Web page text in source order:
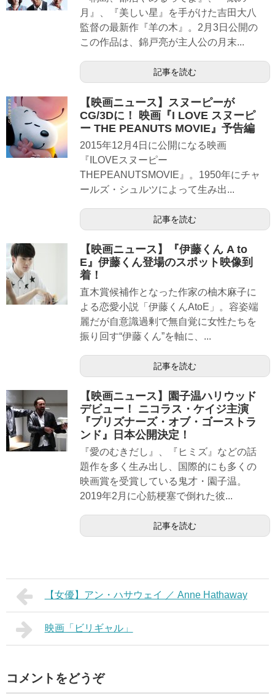
月』、『美しい星』を手がけた吉田大八
監督の最新作『羊の木』。2月3日公開の
この作品は、錦戸亮が主人公の月末...
記事を読む
【映画ニュース】スヌーピーが
CG/3Dに！ 映画『I LOVE スヌーピ
ー THE PEANUTS MOVIE』予告編
2015年12月4日に公開になる映画
『ILOVEスヌーピー
THEPEANUTSMOVIE』。1950︎年にチャ
ールズ・シュルツによって生み出...
記事を読む
【映画ニュース】『伊藤くん A to
E』伊藤くん登場のスポット映像到
着！
直木賞候補作となった作家の柚木麻子に
よる恋愛小説「伊藤くんAtoE」。容姿端
麗だが自意識過剰で無自覚に女性たちを
振り回す“伊藤くん”を軸に、...
記事を読む
【映画ニュース】園子温ハリウッド
デビュー！ ニコラス・ケイジ主演
『プリズナーズ・オブ・ゴーストラ
ンド』日本公開決定！
『愛のむきだし』、『ヒミズ』などの話
題作を多く生み出し、国際的にも多くの
映画賞を受賞している鬼才・園子温。
2019年2月に心筋梗塞で倒れた彼...
記事を読む
【女優】アン・ハサウェイ ／ Anne Hathaway
映画「ビリギャル」
コメントをどうぞ